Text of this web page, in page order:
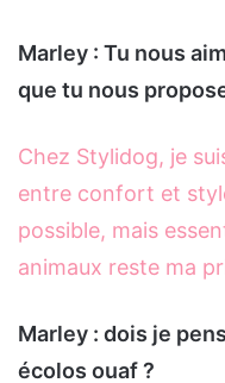
Marley : Tu nous
que tu nous
Chez Stylidog, je
entre confort et
possible, mais
animaux reste ma
Marley : dois je
écolos ouaf ?